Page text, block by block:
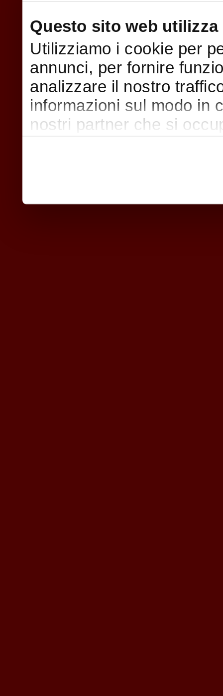
Questo sito web utilizza
Utilizziamo i cookie per
annunci, per fornire
analizzare il nostro
informazioni sul modo in
nostri partner che si
nostri cookie se